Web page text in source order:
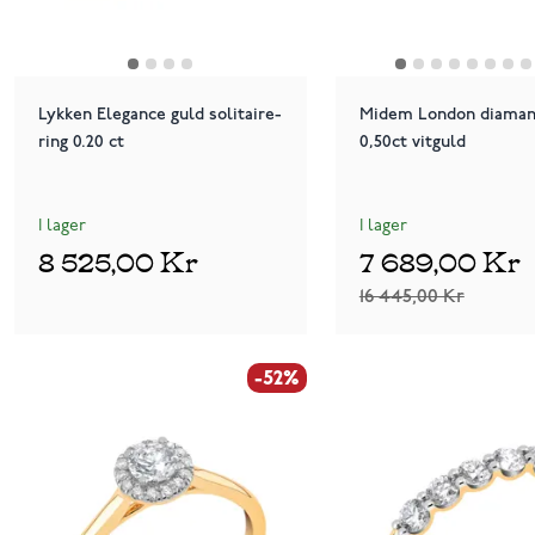
Lykken Elegance guld solitaire-
ring 0.20 ct
I lager
8 525,00 Kr
Midem London
0,50ct vitguld
I lager
16 445,00 Kr
7 689,00 Kr
-52%